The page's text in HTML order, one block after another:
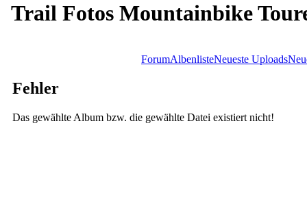
Trail Fotos Mountainbike
ForumAlbenlisteNeueste Uploads
Fehler
Das gewählte Album bzw. die gewählte Datei existiert nicht!